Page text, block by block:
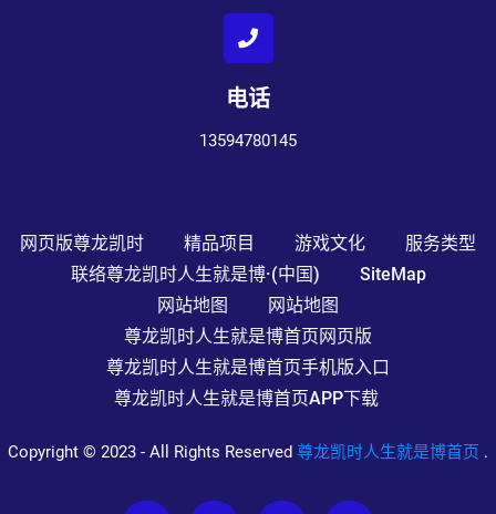
电话
13594780145
网页版尊龙凯时 精品项目 游戏文化
服务类型
联络尊龙凯时人生就是博·(中国)
SiteMap
网站地图
网站地图
尊龙凯时人生就是博首页网页版
尊龙凯时人生就是博首页手机版入口
尊龙凯时人生就是博首页APP下载
Copyright © 2023 - All Rights Reserved 尊龙凯时人生就是博首页 .